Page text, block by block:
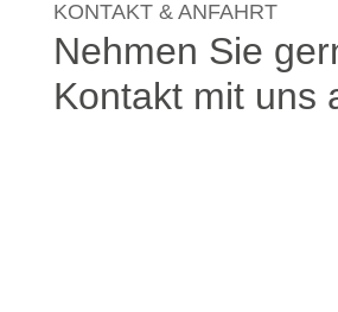
KONTAKT & ANFAHRT
Nehmen Sie
Kontakt mit uns